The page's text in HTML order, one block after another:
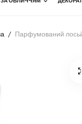
Парфумований